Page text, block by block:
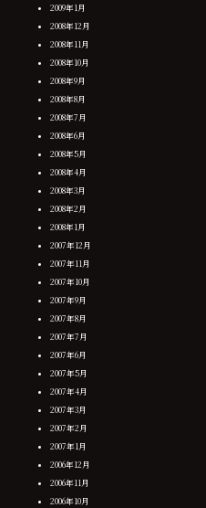
2009年1月
2008年12月
2008年11月
2008年10月
2008年9月
2008年8月
2008年7月
2008年6月
2008年5月
2008年4月
2008年3月
2008年2月
2008年1月
2007年12月
2007年11月
2007年10月
2007年9月
2007年8月
2007年7月
2007年6月
2007年5月
2007年4月
2007年3月
2007年2月
2007年1月
2006年12月
2006年11月
2006年10月